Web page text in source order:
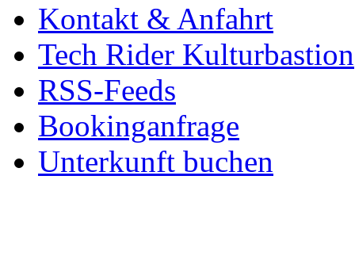
Kontakt & Anfahrt
Tech Rider Kulturbastion
RSS-Feeds
Bookinganfrage
Unterkunft buchen